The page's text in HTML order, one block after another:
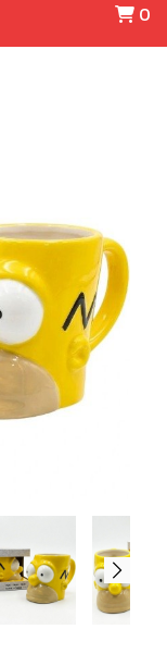
0